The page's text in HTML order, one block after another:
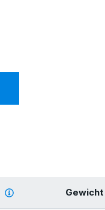
Gewicht